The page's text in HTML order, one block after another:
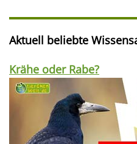
Aktuell beliebte
Krähe oder Rabe?